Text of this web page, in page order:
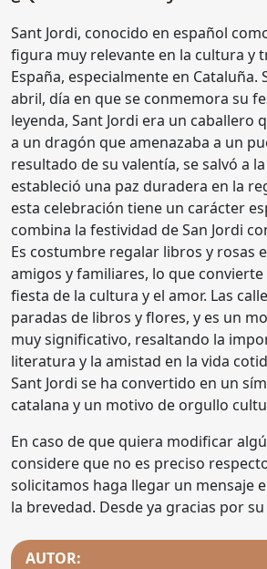
Sant Jordi, conocido en español
figura muy relevante en la cultura y
España, especialmente en Cataluña.
abril, día en que se conmemora su
leyenda, Sant Jordi era un caballero
a un dragón que amenazaba a un
resultado de su valentía, se salvó a
estableció una paz duradera en la
esta celebración tiene un carácter
combina la festividad de San Jordi
Es costumbre regalar libros y rosas
amigos y familiares, lo que
fiesta de la cultura y el amor. Las
paradas de libros y flores, y es un
muy significativo, resaltando la
literatura y la amistad en la vida
Sant Jordi se ha convertido en un
catalana y un motivo de orgullo
En caso de que quiera modificar
considere que no es preciso
solicitamos haga llegar un mensaje
la brevedad. Desde ya gracias por
AUTOR: